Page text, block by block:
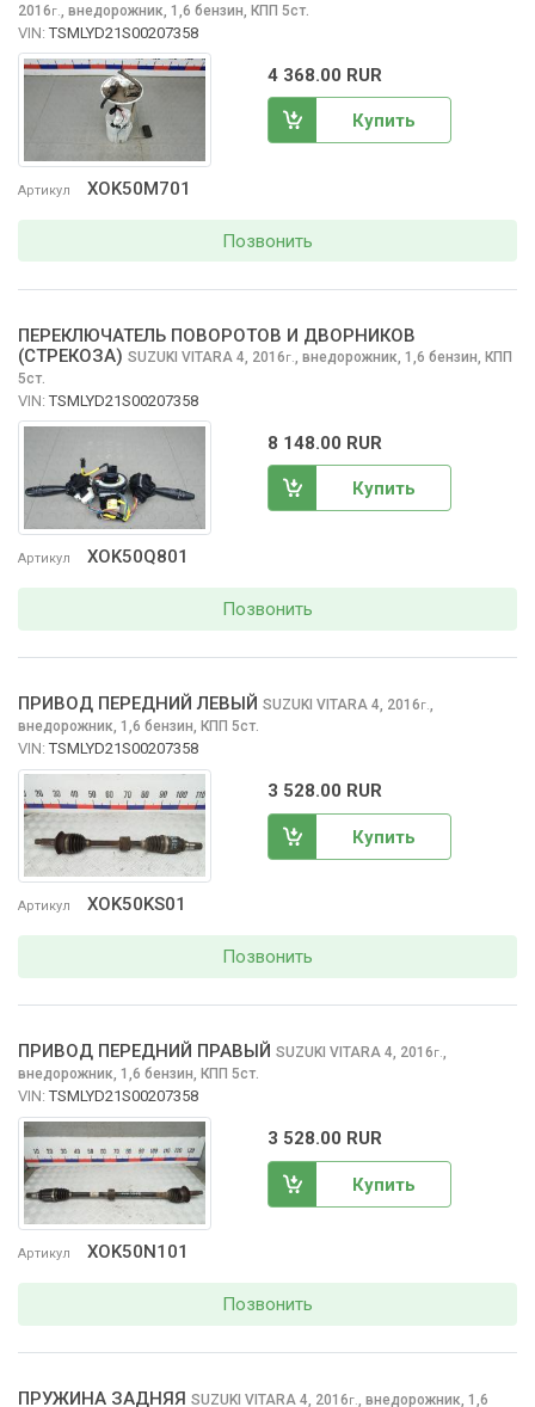
Артикул XOK50M701
2016г., внедорожник, 1,6 бензин, КПП 5ст.
VIN: TSMLYD21S00207358
4 368.00 RUR
Купить
Позвонить
Артикул XOK50Q801
ПЕРЕКЛЮЧАТЕЛЬ ПОВОРОТОВ И ДВОРНИКОВ
(СТРЕКОЗА) SUZUKI VITARA 4, 2016г., внедорожник, 1,6 бензин, КПП
5ст.
VIN: TSMLYD21S00207358
8 148.00 RUR
Купить
Позвонить
Артикул XOK50KS01
ПРИВОД ПЕРЕДНИЙ ЛЕВЫЙ SUZUKI VITARA 4, 2016г.,
внедорожник, 1,6 бензин, КПП 5ст.
VIN: TSMLYD21S00207358
3 528.00 RUR
Купить
Позвонить
Артикул XOK50N101
ПРИВОД ПЕРЕДНИЙ ПРАВЫЙ SUZUKI VITARA 4, 2016г.,
внедорожник, 1,6 бензин, КПП 5ст.
VIN: TSMLYD21S00207358
3 528.00 RUR
Купить
Позвонить
ПРУЖИНА ЗАДНЯЯ SUZUKI VITARA 4, 2016г., внедорожник, 1,6